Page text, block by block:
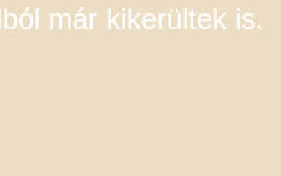
már kikerültek is.